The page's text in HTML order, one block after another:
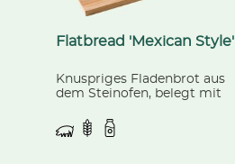
Flatbread 'Mexican Style'
Knuspriges Fladenbrot aus
dem Steinofen, belegt mit
(Schwein), pikant-scharfen
Jalapenos, Gemüse und Käse.